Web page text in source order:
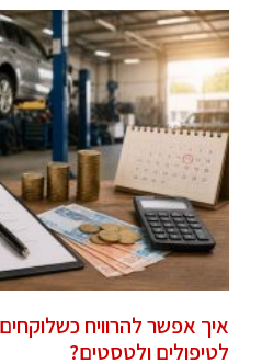
איך אפשר להרוויח
לטיפולים ולטסטים?